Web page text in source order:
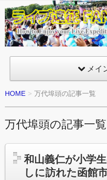
ライ
ブ遠
征
FANz
メイ
HOME 万代埠頭の記事一覧
万代埠頭の記事一覧
和山義仁が小学
しに訪れた函館